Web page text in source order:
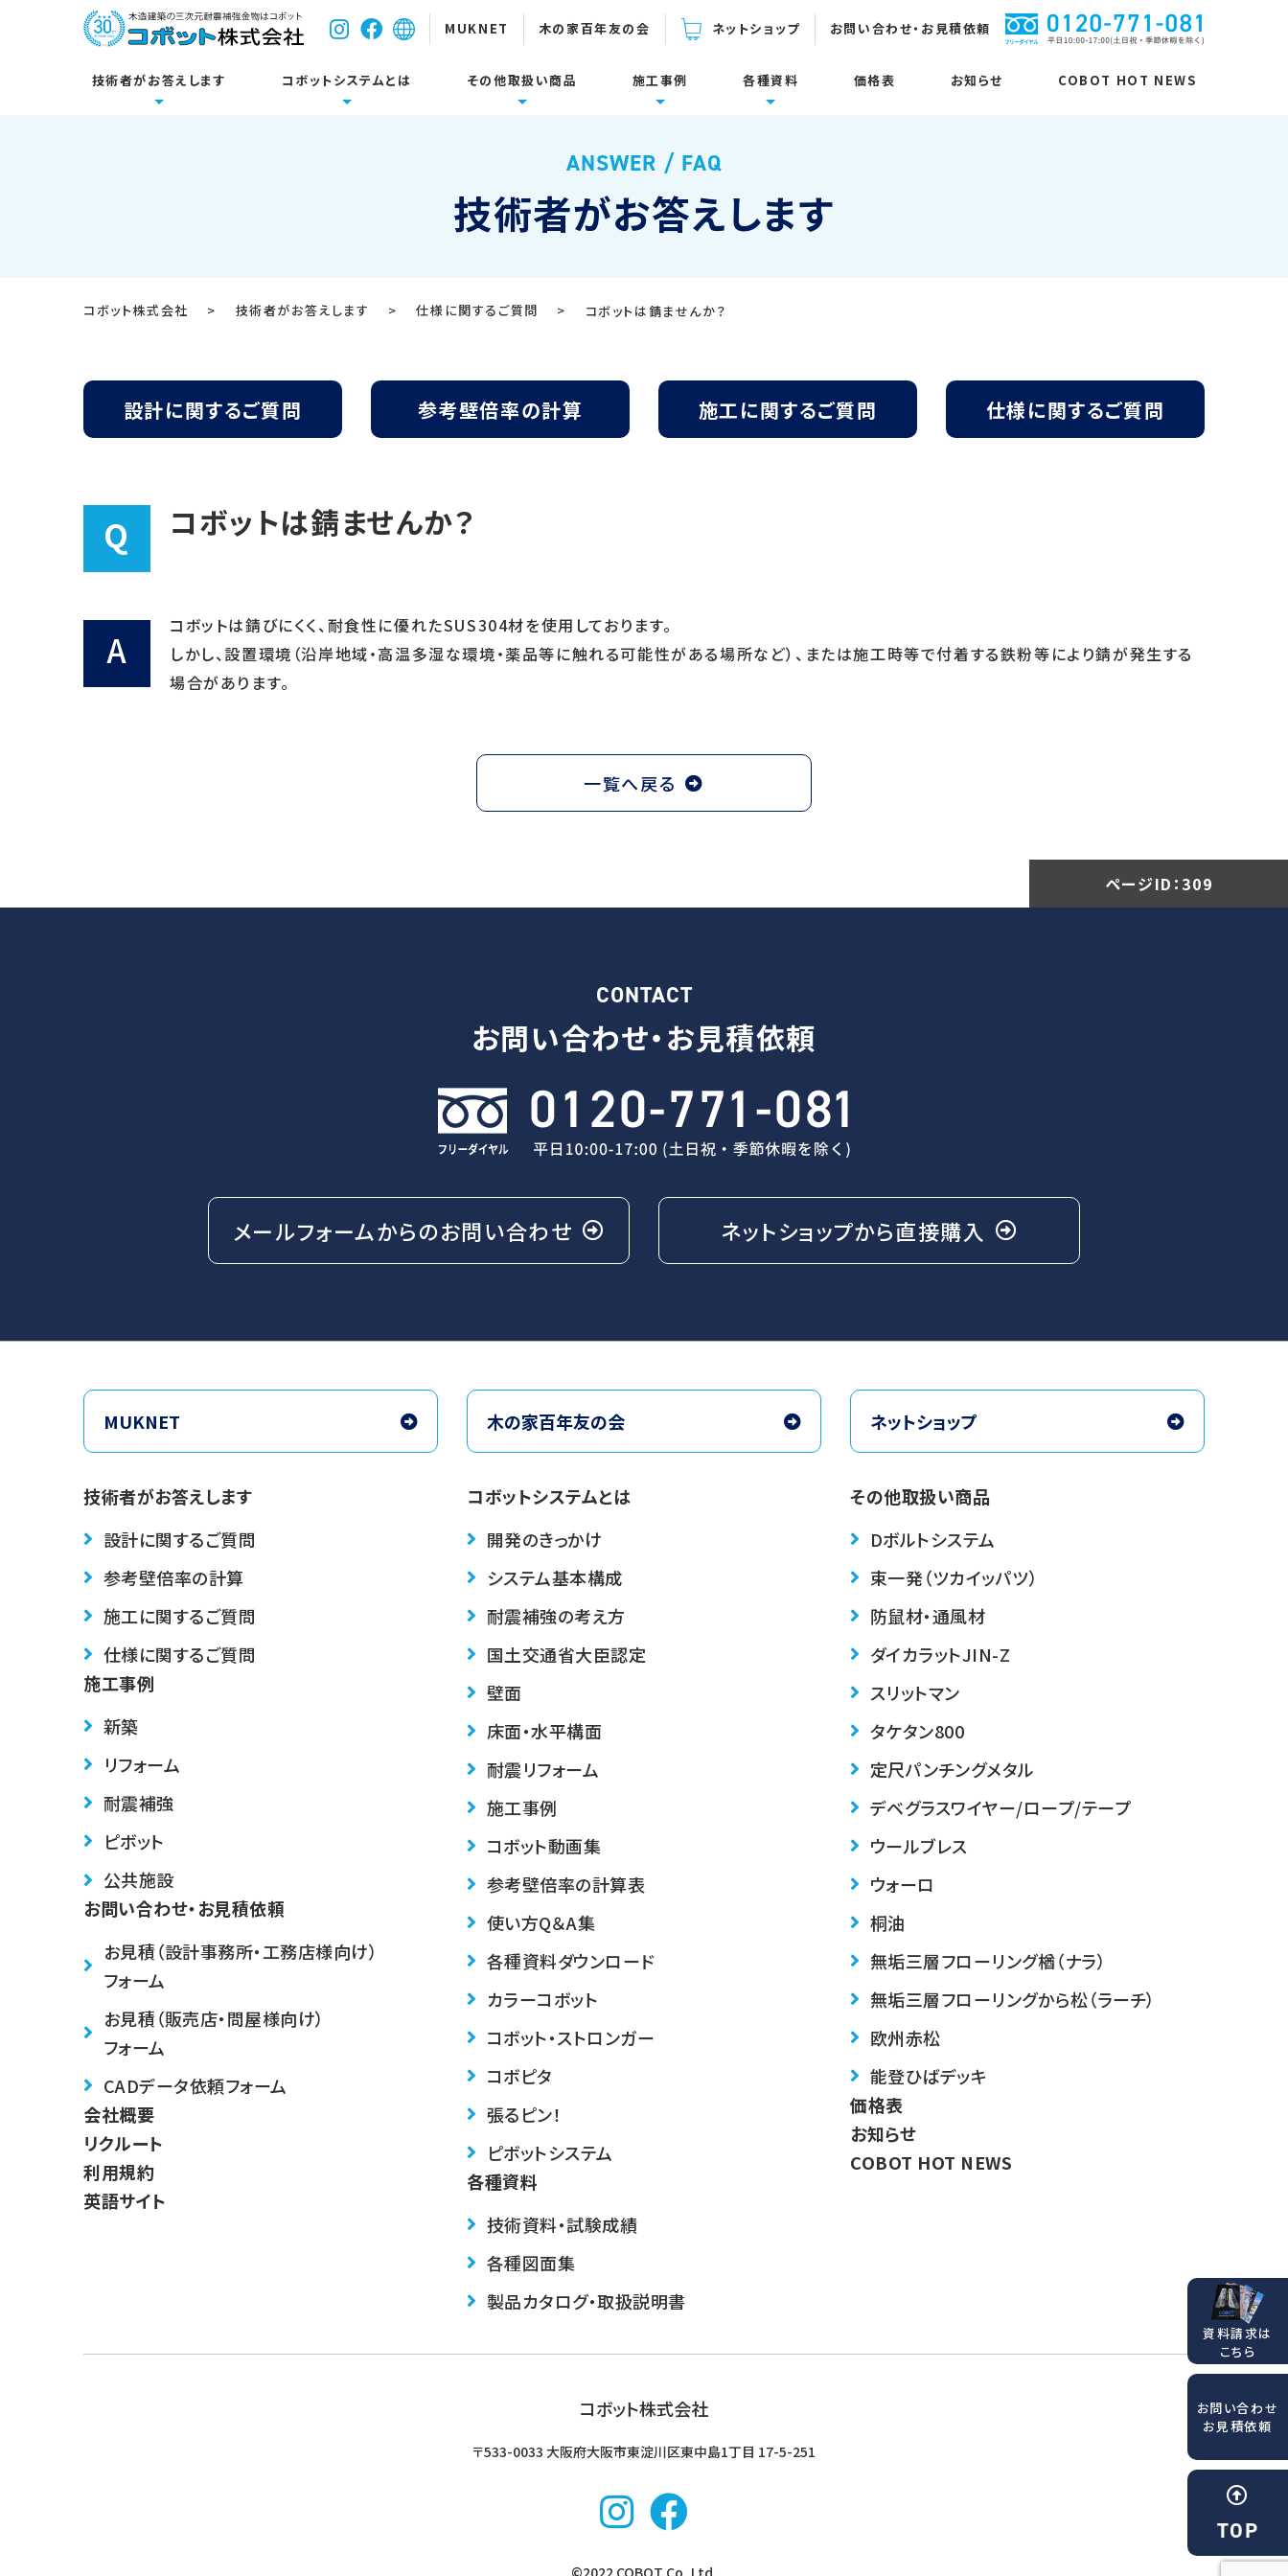
MUKNET 木の家百年友の会 ネットショップ お問い合わせ・お見積依頼
技術者がお答えします
施工に関するご質問
コボットシステムとは
開発のきっかけ システム基本構成
壁面
床面・水平構面
耐震リフォーム
参考資料
使い方Q＆A集
各種資料ダウンロード
ピボットシステム
その他取扱い商品
ウォーロ 能登ひばデッキ
施工事例
耐震補強
各種資料
製品カタログ・取扱説明書
価格表 お知らせ COBOT HOT NEWS
ANSWER / FAQ
技術者がお答えします
コボット株式会社 > 技術者がお答えします > 仕様に関するご質問 > コボットは錆ませんか？
設計に関するご質問 参考壁倍率の計算 施工に関するご質問 仕様に関するご質問
Q コボットは錆ませんか？
A
コボットは錆びにくく、耐食性に優れたSUS304材を使用しております。
しかし、設置環境（沿岸地域・高温多湿な環境・薬品等に触れる可能性がある場所など）、または施工時等で付着する鉄粉等により錆が発生する
場合があります。
一覧へ戻る
ページID：309
CONTACT
お問い合わせ・お見積依頼
メールフォームからのお問い合わせ ネットショップから直接購入
MUKNET 木の家百年友の会 ネットショップ
技術者がお答えします
設計に関するご質問
参考壁倍率の計算
施工に関するご質問
仕様に関するご質問
施工事例
新築
リフォーム
耐震補強
ピボット
公共施設
お問い合わせ・お見積依頼
お見積（設計事務所・工務店様向け）
フォーム
お見積（販売店・問屋様向け）
フォーム
CADデータ依頼フォーム
会社概要
リクルート
利用規約
英語サイト
コボットシステムとは
開発のきっかけ
システム基本構成
耐震補強の考え方
国土交通省大臣認定
壁面
床面・水平構面
耐震リフォーム
施工事例
コボット動画集
参考壁倍率の計算表
使い方Q＆A集
各種資料ダウンロード
カラーコボット
コボット・ストロンガー
コボピタ
張るピン！
ピボットシステム
各種資料
技術資料・試験成績
各種図面集
製品カタログ・取扱説明書
その他取扱い商品
Dボルトシステム
束一発（ツカイッパツ）
防鼠材・通風材
ダイカラットJIN-Z
スリットマン
タケタン800
定尺パンチングメタル
デベグラスワイヤー/ロープ/テープ
ウールブレス
ウォーロ
桐油
無垢三層フローリング楢（ナラ）
無垢三層フローリングから松（ラーチ）
欧州赤松
能登ひばデッキ
価格表
お知らせ
COBOT HOT NEWS
コボット株式会社
〒533-0033 大阪府大阪市東淀川区東中島1丁目 17-5-251
資料請求は
こちら
お問い合わせ
お見積依頼
TOP